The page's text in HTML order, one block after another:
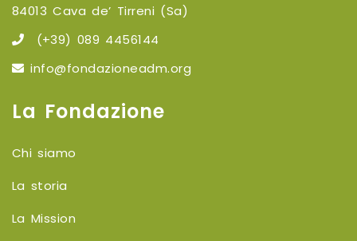
84013 Cava de’ Tirreni (Sa)
(+39) 089 4456144
info@fondazioneadm.org
La Fondazione
Chi siamo
La storia
La Mission